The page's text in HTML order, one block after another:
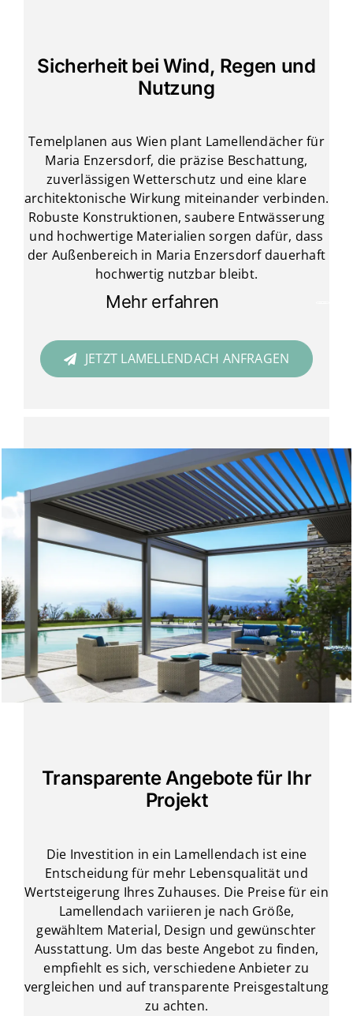
Sicherheit bei Wind, Regen und
Nutzung
Temelplanen aus Wien plant Lamellendächer für
Maria Enzersdorf, die präzise Beschattung,
zuverlässigen Wetterschutz und eine klare
architektonische Wirkung miteinander verbinden.
Robuste Konstruktionen, saubere Entwässerung
und hochwertige Materialien sorgen dafür, dass
der Außenbereich in Maria Enzersdorf dauerhaft
hochwertig nutzbar bleibt.
Mehr erfahren
JETZT LAMELLENDACH ANFRAGEN
Transparente Angebote für Ihr
Projekt
Die Investition in ein Lamellendach ist eine
Entscheidung für mehr Lebensqualität und
Wertsteigerung Ihres Zuhauses. Die Preise für ein
Lamellendach variieren je nach Größe,
gewähltem Material, Design und gewünschter
Ausstattung. Um das beste Angebot zu finden,
empfiehlt es sich, verschiedene Anbieter zu
vergleichen und auf transparente Preisgestaltung
zu achten.